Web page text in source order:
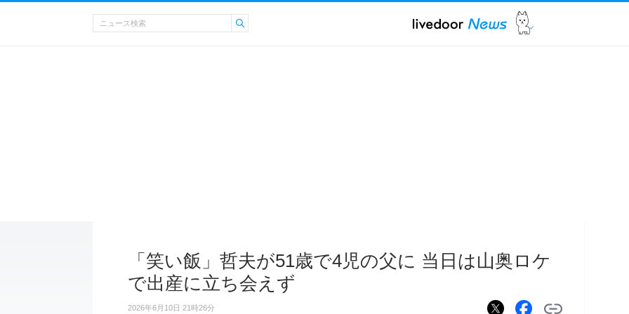
「笑い飯」哲夫が51歳で4児の父に 当日は山奥ロケ
で出産に立ち会えず
2026年6月10日 21時26分